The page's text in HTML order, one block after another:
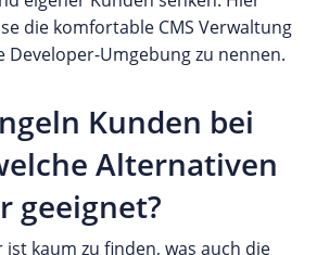
A- und B-
sowie redundant
Der Schutz
Daten wird nach den
gewährleistet, inklusive
Auch beim Thema
maxcluster auf zukunftsfähige
dann können Sie eine eigene
auf unserer
Pakete zur Verfügung.
Erfahrung nach entweder
oder Windows Hosting
wie spezielle
Datenbackup Lösungen oder
CND zur schnelleren
die Webseitenbesucher. Für
Funktionen Server
Anwender, die
die komfortable CMS Verwaltung
Developer-Umgebung zu nennen.
Kunden bei
Alternativen
geeignet?
kaum zu finden, was auch die